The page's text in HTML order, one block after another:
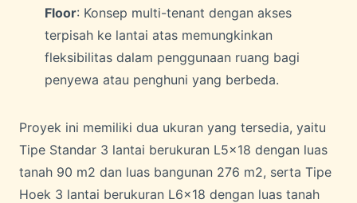
Floor: Konsep multi-tenant dengan akses
terpisah ke lantai atas memungkinkan
fleksibilitas dalam penggunaan ruang bagi
penyewa atau penghuni yang berbeda.
Proyek ini memiliki dua ukuran yang tersedia, yaitu
Tipe Standar 3 lantai berukuran L5x18 dengan luas
tanah 90 m2 dan luas bangunan 276 m2, serta Tipe
Hoek 3 lantai berukuran L6x18 dengan luas tanah